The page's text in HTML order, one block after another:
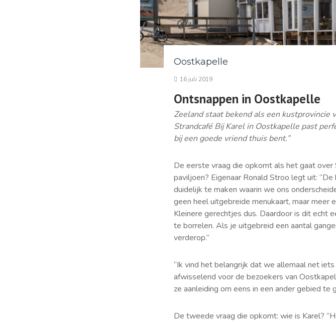
Oostkapelle
16 juli 2019
Ontsnappen in Oostkapelle
Zeeland staat bekend als een
Strandcafé Bij Karel in Oostkapelle past
bij een goede vriend thuis bent.”
De eerste vraag die opkomt als het gaat
paviljoen? Eigenaar Ronald Stroo legt uit:
duidelijk te maken waarin we ons
geen heel uitgebreide menukaart, maar
Kleinere gerechtjes dus. Daardoor is dit echt
te borrelen. Als je uitgebreid een aantal
verderop.”
“Ik vind het belangrijk dat we allemaal net
afwisselend voor de bezoekers van
ze aanleiding om eens in een ander gebied te
De tweede vraag die opkomt: wie is Karel?